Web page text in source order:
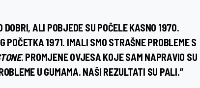
DOBRI, ALI POBJEDE SU POČELE KASNO 1970.
POČETKA 1971. IMALI SMO STRAŠNE PROBLEME S
. PROMJENE OVJESA KOJE SAM NAPRAVIO SU
U GUMAMA. NAŠI REZULTATI SU PALI.”